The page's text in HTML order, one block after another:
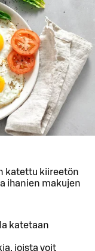
katettu kiireetön
ihanien makujen
katetaan
joista voit